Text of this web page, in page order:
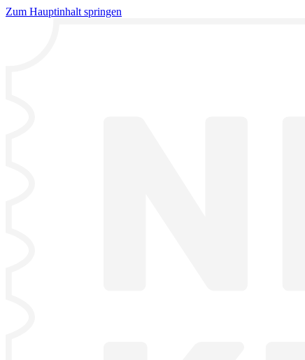
Zum Hauptinhalt springen